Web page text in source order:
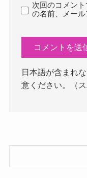
次回のコメン
の名前、メール
日本語が含まれ
意ください。（ス